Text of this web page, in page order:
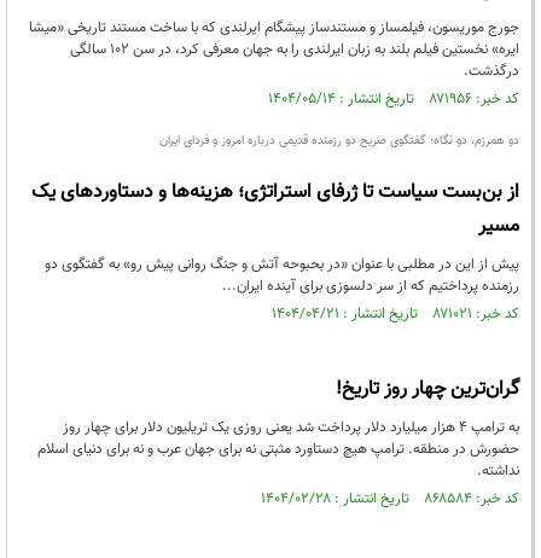
جورج موریسون، فیلمساز و مستندساز پیشگام ایرلندی که با ساخت مستند تاریخی «میشا
ایره» نخستین فیلم بلند به زبان ایرلندی را به جهان معرفی کرد، در سن ۱۰۲ سالگی
درگذشت.
کد خبر: ۸۷۱۹۵۶ تاریخ انتشار : ۱۴۰۴/۰۵/۱۴
دو همرزم، دو نگاه؛ گفتگوی صریح دو رزمنده قدیمی درباره امروز و فردای ایران
از بن‌بست سیاست تا ژرفای استراتژی؛ هزینه‌ها و دستاوردهای یک
مسیر
پیش از این در مطلبی با عنوان «در بحبوحه آتش و جنگ روانی پیش رو» به گفتگوی دو
رزمنده پرداختیم که از سر دلسوزی برای آینده ایران...
کد خبر: ۸۷۱۰۲۱ تاریخ انتشار : ۱۴۰۴/۰۴/۲۱
گران‌ترین چهار روز تاریخ!
به ترامپ ۴ هزار میلیارد دلار پرداخت شد یعنی روزی یک تریلیون دلار برای چهار روز
حضورش در منطقه. ترامپ هیچ دستاورد مثبتی نه برای جهان عرب و نه برای دنیای اسلام
نداشته.
کد خبر: ۸۶۸۵۸۴ تاریخ انتشار : ۱۴۰۴/۰۲/۲۸